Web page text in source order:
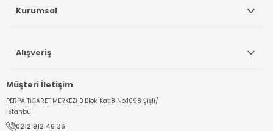
Müşteri İletişim
PERPA TİCARET MERKEZİ B Blok Kat:8 No:1098 Şişli/
İstanbul
0212 912 46 36
Kurumsal
Alışveriş